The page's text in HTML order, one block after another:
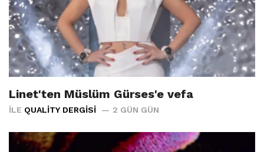
Linet'ten Müslüm Gürses'e vefa
İLE QUALITY DERGISI 2 GÜN GÜN